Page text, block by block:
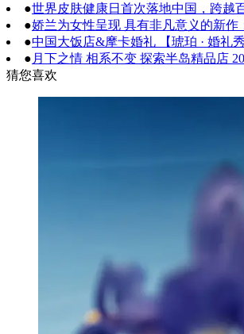
●世界皮肤健康日首次落地中国，跨越
●娇兰为女性呈现 具有非凡意义的新作
●中国大饭店&摩卡婚礼 【琥珀 · 婚
● 月下之情 相系不变 探索半岛精品店
猜您喜欢